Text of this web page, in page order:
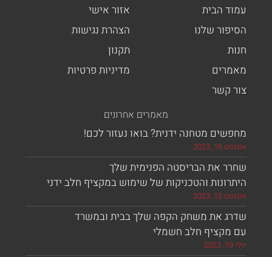
הבית
שלנו
אזור אישי
הצהרת נגישות
מדיניות פרטיות
מאמרים אחרונים
מטחנה ידנית? בואו נעזור לכם!
את הבריסטה הפנימית שלך
והטכניקות של שימוש במקציף חלב ידני
את משחק הקפה שלך בבית ובמשרד
חלב חשמלי